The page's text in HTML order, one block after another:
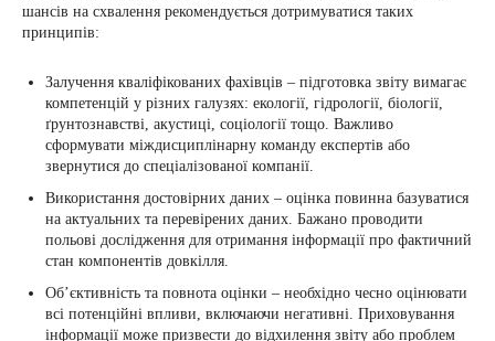
шансів на схвалення рекомендується дотримуватися таких
принципів:
Залучення кваліфікованих фахівців – підготовка звіту вимагає
компетенцій у різних галузях: екології, гідрології, біології,
ґрунтознавстві, акустиці, соціології тощо. Важливо
сформувати міждисциплінарну команду експертів або
звернутися до спеціалізованої компанії.
Використання достовірних даних – оцінка повинна базуватися
на актуальних та перевірених даних. Бажано проводити
польові дослідження для отримання інформації про фактичний
стан компонентів довкілля.
Об’єктивність та повнота оцінки – необхідно чесно оцінювати
всі потенційні впливи, включаючи негативні. Приховування
інформації може призвести до відхилення звіту або проблем